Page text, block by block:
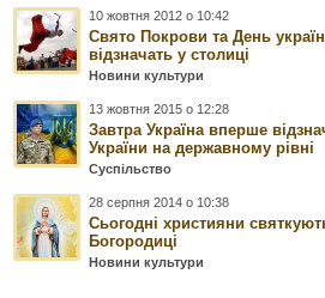
10 жовтня 2012 о 10:42
Свято Покрови та День
відзначать у столиці
Новини культури
13 жовтня 2015 о 12:28
Завтра Україна вперше
України на державному рівні
Суспільство
28 серпня 2014 о 10:38
Сьогодні християни
Богородиці
Новини культури